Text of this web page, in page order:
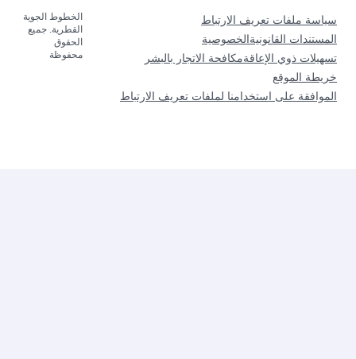
سياسة ملفات تعريف الارتباط
المستندات القانونيةالخصوصية
تسهيلات ذوي الإعاقةمكافحة الاتجار بالبشر
خريطة الموقع
الموافقة على استخدامنا لملفات تعريف الارتباط
الخطوط الجوية
القطرية. جميع
الحقوق
محفوظة